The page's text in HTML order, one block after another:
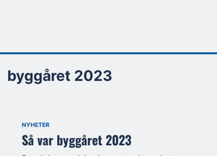
byggåret 2023
NYHETER
Så var byggåret 2023